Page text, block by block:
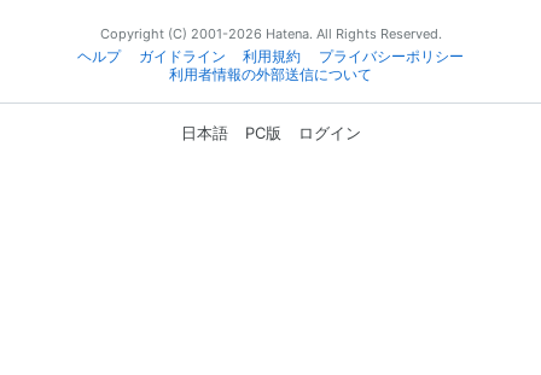
Copyright (C) 2001-2026 Hatena. All Rights Reserved.
ヘルプ
ガイドライン 利用規約
プライバシーポリシー
利用者情報の外部送信について
日本語 PC版 ログイン